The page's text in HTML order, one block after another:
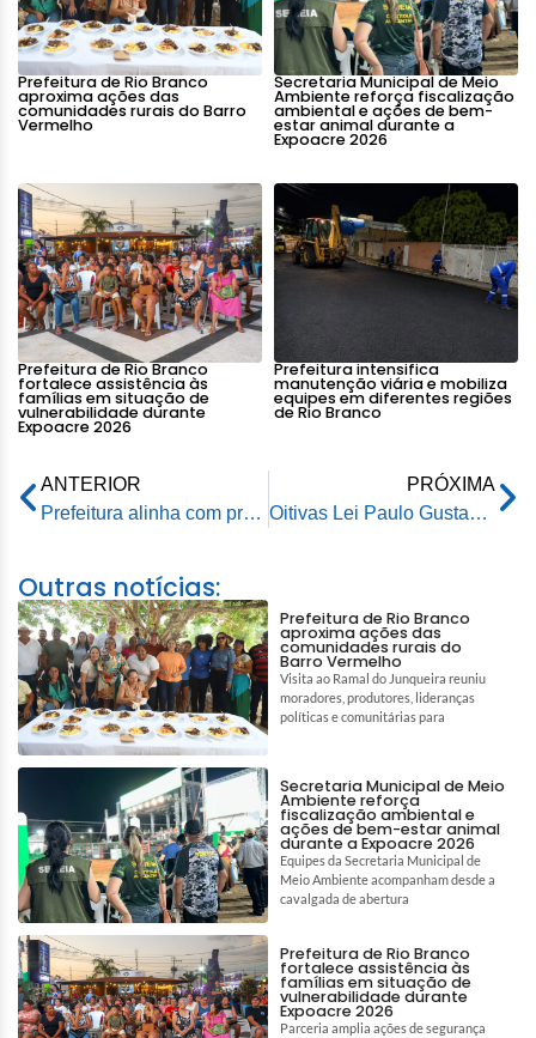
Prefeitura de Rio Branco
aproxima ações das
comunidades rurais do Barro
Vermelho
Secretaria Municipal de Meio
Ambiente reforça fiscalização
ambiental e ações de bem-
estar animal durante a
Expoacre 2026
Prefeitura de Rio Branco
fortalece assistência às
famílias em situação de
vulnerabilidade durante
Expoacre 2026
Prefeitura intensifica
manutenção viária e mobiliza
equipes em diferentes regiões
de Rio Branco
ANTERIOR
Prefeitura alinha com presidentes de associações Programa Nacional de Alimentação Escolar
PRÓXIMA
Oitivas Lei Paulo Gustavo promovem debate sobre investimentos com a câmara temática da dança, artes cênicas e música
Outras notícias:
Prefeitura de Rio Branco
aproxima ações das
comunidades rurais do
Barro Vermelho
Visita ao Ramal do Junqueira reuniu
moradores, produtores, lideranças
políticas e comunitárias para
Secretaria Municipal de Meio
Ambiente reforça
fiscalização ambiental e
ações de bem-estar animal
durante a Expoacre 2026
Equipes da Secretaria Municipal de
Meio Ambiente acompanham desde a
cavalgada de abertura
Prefeitura de Rio Branco
fortalece assistência às
famílias em situação de
vulnerabilidade durante
Expoacre 2026
Parceria amplia ações de segurança